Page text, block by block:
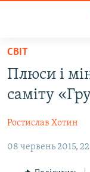
Перейти
основного
матеріалу
до
навігації
Перейти
ВІДЕО ТА ФОТО
ПОЛІТИКА
БЛОГИ
СВІТ
Плюси і
саміту
Ростислав Хотин
08 червень 2015,